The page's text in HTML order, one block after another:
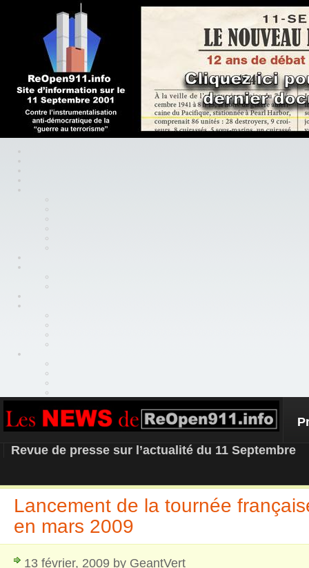
REOPEN911 – NEWS
Revue de presse sur l’actualité du 11 Septembre
Lancement de la tournée
en mars 2009
13 février, 2009 by GeantVert